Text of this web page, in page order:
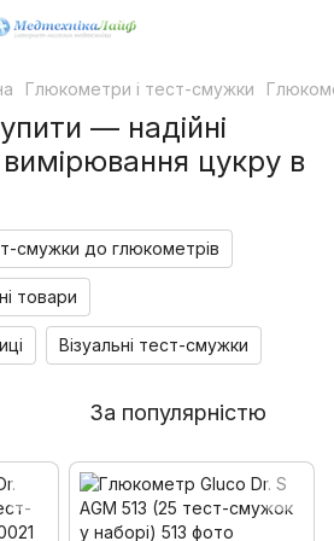
Глюкометри і тест-смужки
— надійні
цукру в
смужки до глюкометрів
товари
Візуальні тест-смужки
За популярністю